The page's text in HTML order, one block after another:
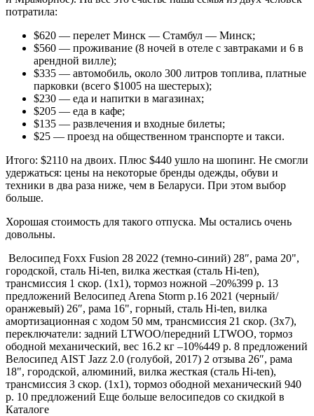
потратила:
$620 — перелет Минск — Стамбул — Минск;
$560 — проживание (8 ночей в отеле с завтраками и 6 в
арендной вилле);
$335 — автомобиль, около 300 литров топлива, платные
парковки (всего $1005 на шестерых);
$230 — еда и напитки в магазинах;
$205 — еда в кафе;
$135 — развлечения и входные билеты;
$25 — проезд на общественном транспорте и такси.
Итого: $2110 на двоих. Плюс $440 ушло на шопинг. Не смогли
удержаться: цены на некоторые бренды одежды, обуви и
техники в два раза ниже, чем в Беларуси. При этом выбор
больше.
Хорошая стоимость для такого отпуска. Мы остались очень
довольны.
Велосипед Foxx Fusion 28 2022 (темно-синий) 28″, рама 20",
городской, сталь Hi-ten, вилка жесткая (сталь Hi-ten),
трансмиссия 1 скор. (1х1), тормоз ножной –20%399 р. 13
предложений Велосипед Arena Storm р.16 2021 (черный/
оранжевый) 26″, рама 16", горный, сталь Hi-ten, вилка
амортизационная с ходом 50 мм, трансмиссия 21 скор. (3х7),
переключатели: задний LTWOO/передний LTWOO, тормоз
ободной механический, вес 16.2 кг –10%449 р. 8 предложений
Велосипед AIST Jazz 2.0 (голубой, 2017) 2 отзыва 26″, рама
18", городской, алюминий, вилка жесткая (сталь Hi-ten),
трансмиссия 3 скор. (1х1), тормоз ободной механический 940
р. 10 предложений Еще больше велосипедов со скидкой в
Каталоге